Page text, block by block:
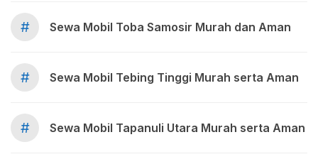
# Sewa Mobil Toba Samosir Murah dan Aman
# Sewa Mobil Tebing Tinggi Murah serta Aman
# Sewa Mobil Tapanuli Utara Murah serta Aman